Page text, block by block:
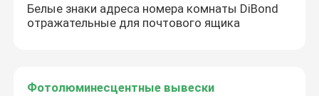
Белые знаки адреса номера комнаты DiBond
отражательные для почтового ящика
Фотолюминесцентные вывески